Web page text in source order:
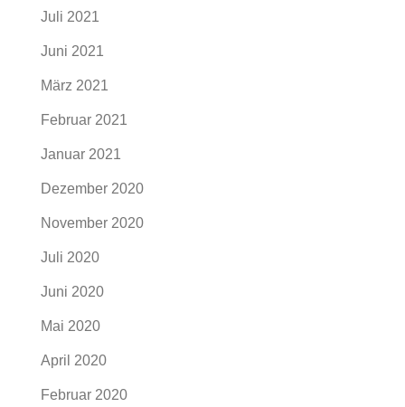
Juli 2021
Juni 2021
März 2021
Februar 2021
Januar 2021
Dezember 2020
November 2020
Juli 2020
Juni 2020
Mai 2020
April 2020
Februar 2020